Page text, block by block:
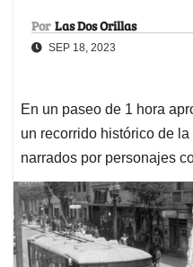
Por Las Dos Orillas
SEP 18, 2023
En un paseo de 1 hora
un recorrido histórico de
narrados por personajes